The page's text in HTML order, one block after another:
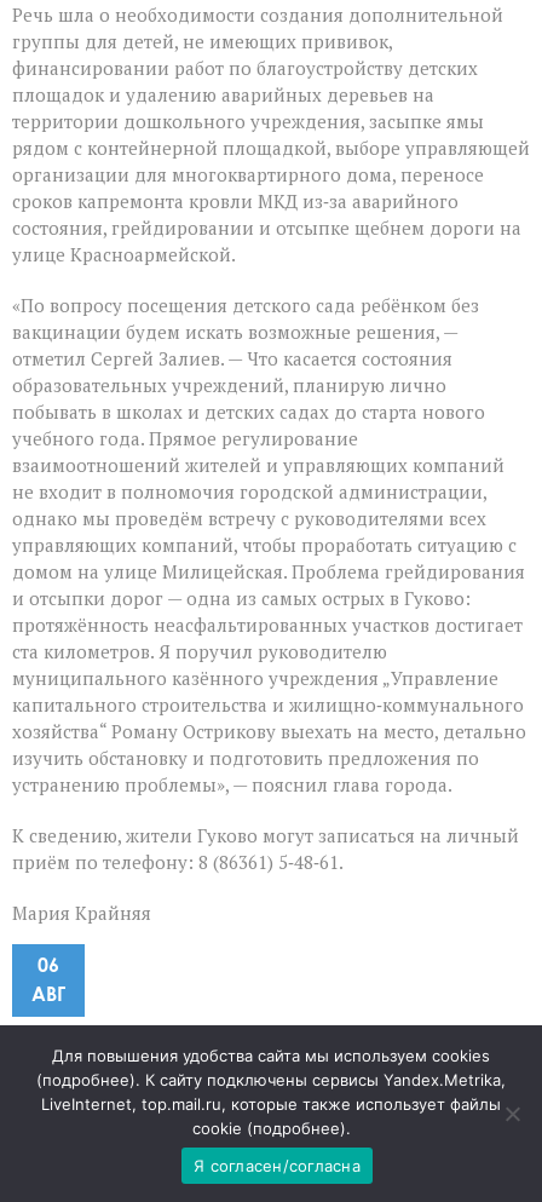
приём
жителей
Речь шла о необходимости создания дополнительной
группы для детей, не имеющих прививок,
финансировании работ по благоустройству детских
площадок и удалению аварийных деревьев на
территории дошкольного учреждения, засыпке ямы
рядом с контейнерной площадкой, выборе управляющей
организации для многоквартирного дома, переносе
сроков капремонта кровли МКД из‑за аварийного
состояния, грейдировании и отсыпке щебнем дороги на
улице Красноармейской.
«По вопросу посещения детского сада ребёнком без
вакцинации будем искать возможные решения, —
отметил Сергей Залиев. — Что касается состояния
образовательных учреждений, планирую лично
побывать в школах и детских садах до старта нового
учебного года. Прямое регулирование
взаимоотношений жителей и управляющих компаний
не входит в полномочия городской администрации,
однако мы проведём встречу с руководителями всех
управляющих компаний, чтобы проработать ситуацию с
домом на улице Милицейская. Проблема грейдирования
и отсыпки дорог — одна из самых острых в Гуково:
протяжённость неасфальтированных участков достигает
ста километров. Я поручил руководителю
муниципального казённого учреждения „Управление
капитального строительства и жилищно‑коммунального
хозяйства“ Роману Острикову выехать на место, детально
изучить обстановку и подготовить предложения по
устранению проблемы», — пояснил глава города.
К сведению, жители Гуково могут записаться на личный
приём по телефону: 8 (86361) 5‑48‑61.
Мария Крайняя
06
АВГ
От мусора к пользе: как
превратить отходы в ресурс
58 Комментарии
записи
Для повышения удобства сайта мы используем cookies
(подробнее). К сайту подключены сервисы Yandex.Metrika,
LiveInternet, top.mail.ru, которые также использует файлы
cookie (подробнее).
Я согласен/согласна